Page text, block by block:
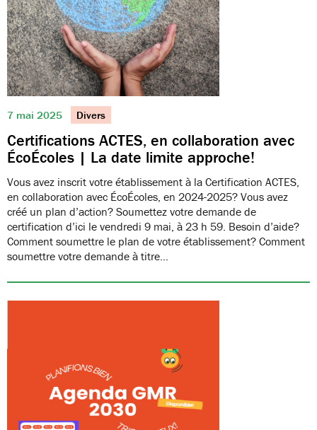
7 mai 2025 Divers
Certifications ACTES, en collaboration avec
ÉcoÉcoles | La date limite approche!
Vous avez inscrit votre établissement à la Certification ACTES,
en collaboration avec ÉcoÉcoles, en 2024-2025? Vous avez
créé un plan d’action? Soumettez votre demande de
certification d’ici le vendredi 9 mai, à 23 h 59. Besoin d’aide?
Comment soumettre le plan de votre établissement? Comment
soumettre votre demande à titre…